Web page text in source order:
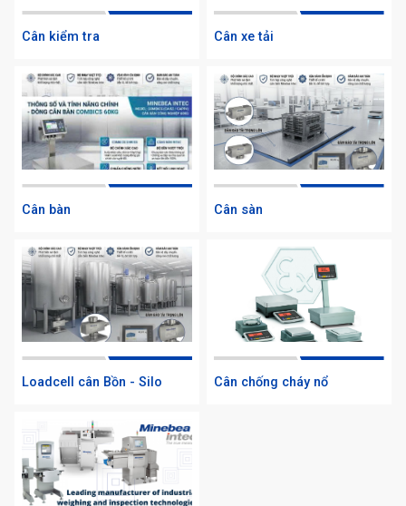
Cân kiểm tra Cân xe tải
Cân bàn Cân sàn
Loadcell cân Bồn - Silo Cân chống cháy nổ